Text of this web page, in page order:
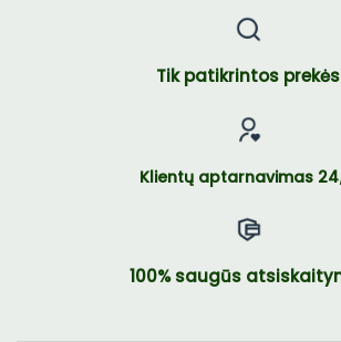
Tik patikrintos prekės
Klientų aptarnavimas
100% saugūs